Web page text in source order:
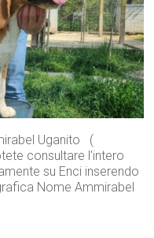
Uganito (
consultare l'intero
su Enci inserendo
Nome Ammirabel